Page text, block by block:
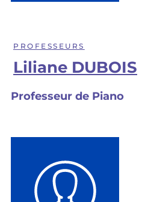
PROFESSEURS
Liliane DUBOIS
Professeur de Piano